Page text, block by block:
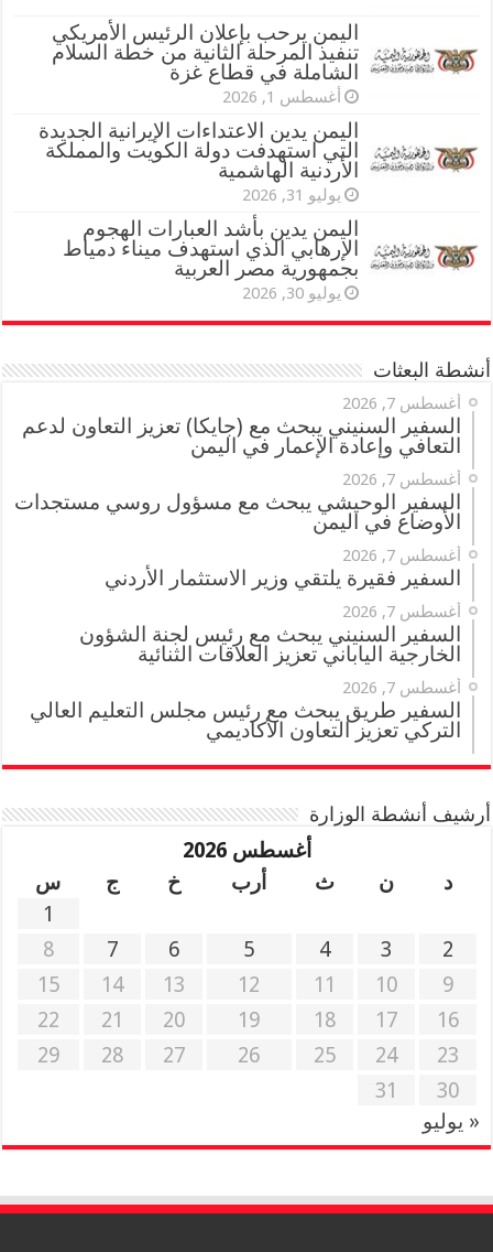
اليمن يرحب بإعلان الرئيس الأمريكي
تنفيذ المرحلة الثانية من خطة السلام
الشاملة في قطاع غزة
أغسطس 1, 2026
اليمن يدين الاعتداءات الإيرانية الجديدة
التي استهدفت دولة الكويت والمملكة
الأردنية الهاشمية
يوليو 31, 2026
اليمن يدين بأشد العبارات الهجوم
الإرهابي الذي استهدف ميناء دمياط
بجمهورية مصر العربية
يوليو 30, 2026
أنشطة البعثات
أغسطس 7, 2026
السفير السنيني يبحث مع (جايكا) تعزيز التعاون لدعم
التعافي وإعادة الإعمار في اليمن
أغسطس 7, 2026
السفير الوحيشي يبحث مع مسؤول روسي مستجدات
الأوضاع في اليمن
أغسطس 7, 2026
السفير فقيرة يلتقي وزير الاستثمار الأردني
أغسطس 7, 2026
السفير السنيني يبحث مع رئيس لجنة الشؤون
الخارجية الياباني تعزيز العلاقات الثنائية
أغسطس 7, 2026
السفير طريق يبحث مع رئيس مجلس التعليم العالي
التركي تعزيز التعاون الأكاديمي
أرشيف أنشطة الوزارة
أغسطس 2026
د
ن ث أرب خ ج
س
1
2
3
4
5
6
7
8
9
10
11
12
13
14
15
16
17
18
19
20
21
22
23
24
25
26
27
28
29
30
31
« يوليو